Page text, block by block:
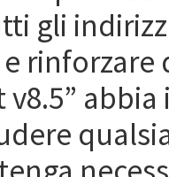
gli
v8.5”